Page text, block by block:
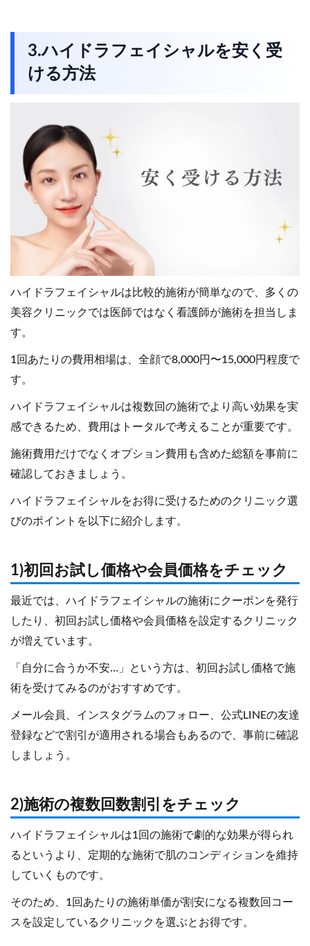
3.ハイドラフェイシャルを安く受
ける方法
ハイドラフェイシャルは比較的施術が簡単なので、多くの
美容クリニックでは医師ではなく看護師が施術を担当しま
す。
1回あたりの費用相場は、全顔で8,000円〜15,000円程度で
す。
ハイドラフェイシャルは複数回の施術でより高い効果を実
感できるため、費用はトータルで考えることが重要です。
施術費用だけでなくオプション費用も含めた総額を事前に
確認しておきましょう。
ハイドラフェイシャルをお得に受けるためのクリニック選
びのポイントを以下に紹介します。
1)初回お試し価格や会員価格をチェック
最近では、ハイドラフェイシャルの施術にクーポンを発行
したり、初回お試し価格や会員価格を設定するクリニック
が増えています。
「自分に合うか不安…」という方は、初回お試し価格で施
術を受けてみるのがおすすめです。
メール会員、インスタグラムのフォロー、公式LINEの友達
登録などで割引が適用される場合もあるので、事前に確認
しましょう。
2)施術の複数回数割引をチェック
ハイドラフェイシャルは1回の施術で劇的な効果が得られ
るというより、定期的な施術で肌のコンディションを維持
していくものです。
そのため、1回あたりの施術単価が割安になる複数回コー
スを設定しているクリニックを選ぶとお得です。